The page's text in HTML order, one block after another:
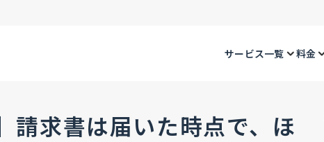
サービス一覧 料金
請求書は届いた時点で、ほ